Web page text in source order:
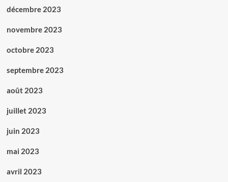
décembre 2023
novembre 2023
octobre 2023
septembre 2023
août 2023
juillet 2023
juin 2023
mai 2023
avril 2023